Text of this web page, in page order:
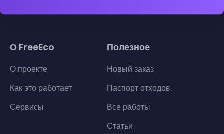
О FreeEco
О проекте
Как это работает
Сервисы
Полезное
Новый заказ
Паспорт отходов
Все работы
Статьи